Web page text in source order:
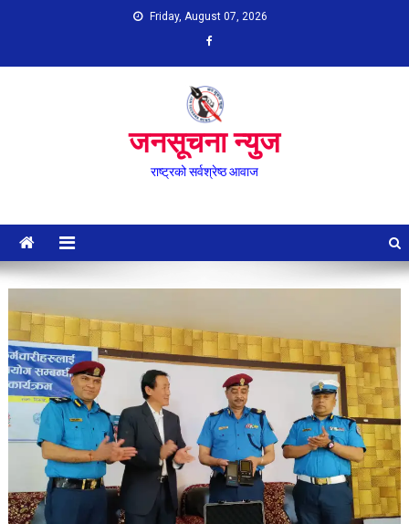
Friday, August 07, 2026
जनसूचना न्युज
राष्ट्रको सर्वश्रेष्ठ आवाज